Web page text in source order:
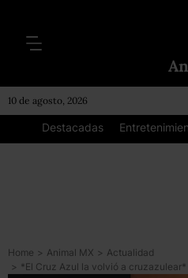
10 de agosto, 2026
Destacadas
Home > Animal MX > Actualidad
>